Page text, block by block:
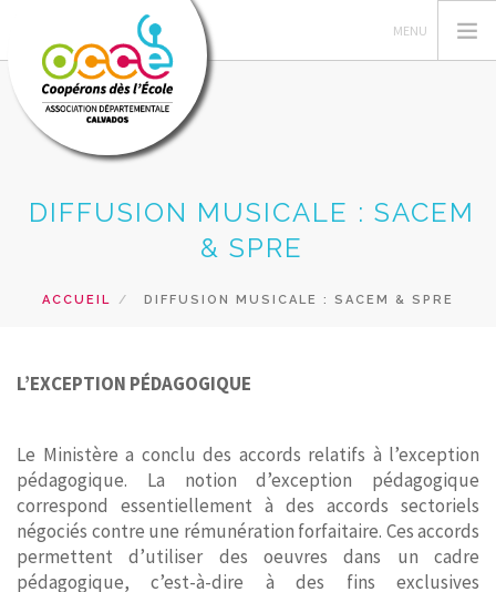
ACTIONS PÉDAGOGIQUES
FORMATIONS
RECHERCHER
CONTACT
DIFFUSION MUSICALE : SACEM
& SPRE
ACCUEIL DIFFUSION MUSICALE : SACEM & SPRE
L’EXCEPTION PÉDAGOGIQUE
Le Ministère a conclu des accords relatifs à l’exception
pédagogique. La notion d’exception pédagogique
correspond essentiellement à des accords sectoriels
négociés contre une rémunération forfaitaire. Ces accords
permettent d’utiliser des oeuvres dans un cadre
pédagogique, c’est-à-dire à des fins exclusives